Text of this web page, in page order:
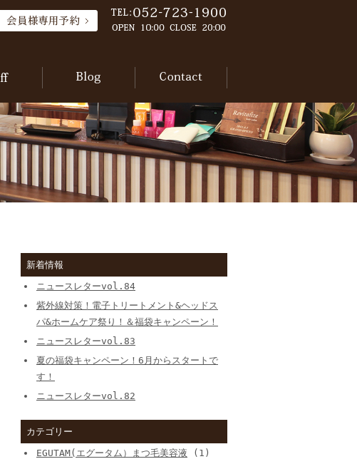
新着情報
ニュースレターvol.84
紫外線対策！電子トリートメント&ヘッドス
パ&ホームケア祭り！＆福袋キャンペーン！
ニュースレターvol.83
夏の福袋キャンペーン！6月からスタートで
す！
ニュースレターvol.82
カテゴリー
EGUTAM(エグータム）まつ毛美容液 (1)